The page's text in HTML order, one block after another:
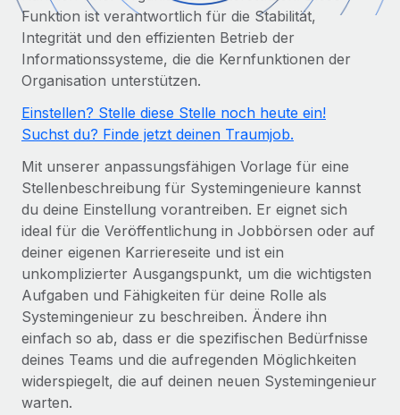
Globales Onboarding und Verwalten von
PEO
Auslagern von komplexen HR-Aufgaben
INFRASTRUKTUR
Remote Embedded
Nahtlose Integration der HR in bestehende Abläufe
Plattform
Integrierte HR-Kernfunktionen für dein Team
Verknüpfen Neu
Verknüpfung beliebiger KI-Tools mit Remote über unser
MCP
Integrationen
Prozessoptimierung mit unverzichtbaren Business-
WACHSTUMSPHASE
Startups
Unternehmen
Maßgeschneiderte HR-Lösungen, um Teams zu
vergrößern
Enterprise
Globale HR für Konzerne und Großunternehmen
PARTNER WERDEN
Strategische Technologiepartner
Flexible Einbettung von Global-HR-Funktionen in deine
Plattform
Gesamtbeschäftigungskosten
Honorarzahlungen berechnen
Informationen zu möglichen Währungen und
Forschung und Leitfäden
Fallstudien
HR-Glossar
Checklisten und Vorlagen
Bibliothek für Stellenbeschreibungen
Webinare
Events
Nederlands
Français
Deutsch
Español
Italiano
Português (Portugal)
日本語
한국어
中文（简体）
Anmelden
Funktion ist verantwortlich für die Stabilität,
Integrität und den effizienten Betrieb der
Informationssysteme, die die Kernfunktionen der
Organisation unterstützen.
Einstellen? Stelle diese Stelle noch heute ein!
Suchst du? Finde jetzt deinen Traumjob.
Mit unserer anpassungsfähigen Vorlage für eine
Stellenbeschreibung für Systemingenieure kannst
du deine Einstellung vorantreiben. Er eignet sich
ideal für die Veröffentlichung in Jobbörsen oder auf
deiner eigenen Karriereseite und ist ein
unkomplizierter Ausgangspunkt, um die wichtigsten
Aufgaben und Fähigkeiten für deine Rolle als
Systemingenieur zu beschreiben. Ändere ihn
einfach so ab, dass er die spezifischen Bedürfnisse
deines Teams und die aufregenden Möglichkeiten
widerspiegelt, die auf deinen neuen Systemingenieur
warten.